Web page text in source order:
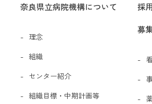
奈良県立病院機構について
理念
組織
センター紹介
組織目標・中期計画等
採
募